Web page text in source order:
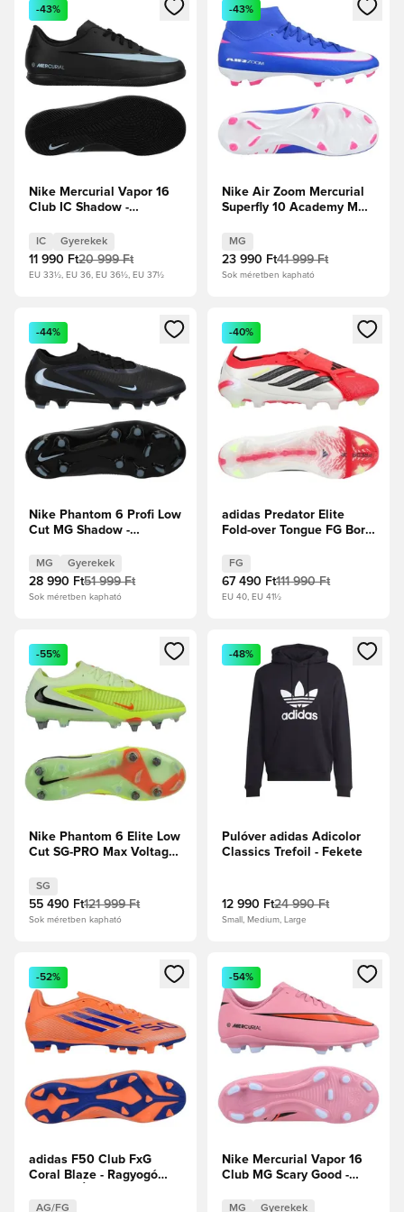
-43%
Nike Mercurial Vapor 16
Club IC Shadow -
IC Gyerekek
11 990 Ft20 999 Ft
EU 33½, EU 36, EU 36½, EU 37½
-43%
Nike Air Zoom Mercurial
Superfly 10 Academy MG
MG
23 990 Ft41 999 Ft
Sok méretben kapható
Megnyit egy modált a bejelentkezéshez vagy a tagként
-44%
Nike Phantom 6 Profi Low
Cut MG Shadow -
MG Gyerekek
28 990 Ft51 999 Ft
Sok méretben kapható
Megnyit egy modált a
-40%
adidas Predator Elite
Fold-over Tongue FG Born
Élénkpiros/Core
Black/Fehér cipők
FG
67 490 Ft111 990 Ft
EU 40, EU 41½
Megnyit egy modált a bejelentkezéshez vagy a tagként
-55%
Nike Phantom 6 Elite Low
Cut SG-PRO Max Voltage
Reflektorfényben/Fekete/Hyper
Crimson
SG
55 490 Ft121 999 Ft
Sok méretben kapható
Megnyit egy modált a
-48%
Pulóver adidas Adicolor
Classics Trefoil - Fekete
12 990 Ft24 990 Ft
Small, Medium, Large
Megnyit egy modált a bejelentkezéshez vagy a tagként
-52%
adidas F50 Club FxG
Coral Blaze - Ragyogó
cipők
AG/FG
Megnyit egy modált a
-54%
Nike Mercurial Vapor 16
Club MG Scary Good -
Flamingo/Fekete/Total
MG Gyerekek